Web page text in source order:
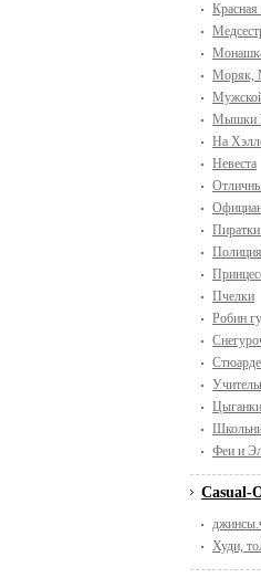
Моряк,
Мышки
На
Невеста
Полиция
Пчелки
Робин
Цыганки
Феи и
Casual-
Худи,